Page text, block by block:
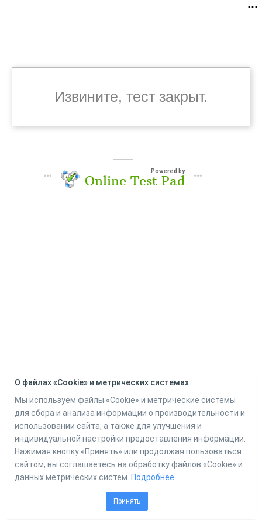
Извините, тест закрыт.
Powered by
Online Test Pad
О файлах «Cookie» и метрических системах
Мы используем файлы «Cookie» и метрические системы
для сбора и анализа информации о производительности и
использовании сайта, а также для улучшения и
индивидуальной настройки предоставления информации.
Нажимая кнопку «Принять» или продолжая пользоваться
сайтом, вы соглашаетесь на обработку файлов «Cookie» и
данных метрических систем. Подробнее
Принять